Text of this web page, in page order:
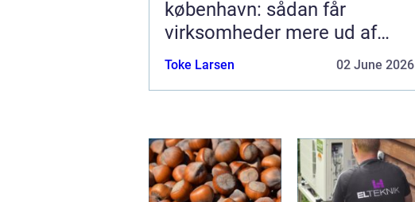
københavn: sådan får
virksomheder mere ud af
hverdagen
Toke Larsen 02 June 2026